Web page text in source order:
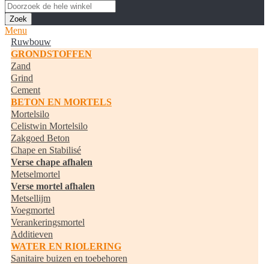
Zoek
Menu
Ruwbouw
GRONDSTOFFEN
Zand
Grind
Cement
BETON EN MORTELS
Mortelsilo
Celistwin Mortelsilo
Zakgoed Beton
Chape en Stabilisé
Verse chape afhalen
Metselmortel
Verse mortel afhalen
Metsellijm
Voegmortel
Verankeringsmortel
Additieven
WATER EN RIOLERING
Sanitaire buizen en toebehoren